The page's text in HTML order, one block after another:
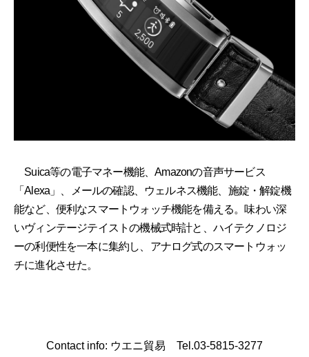
Suica等の電子マネー機能、Amazonの音声サービス
「Alexa」、メールの確認、ウェルネス機能、施錠・解錠機
能など、便利なスマートウォッチ機能を備える。味わい深
いヴィンテージテイストの機械式時計と、ハイテクノロジ
ーの利便性を一本に集約し、アナログ式のスマートウォッ
チに進化させた。
Contact info: ウエニ貿易 Tel.03-5815-3277